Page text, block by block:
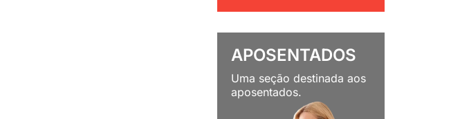
APOSENTADOS
Uma seção destinada aos
aposentados.